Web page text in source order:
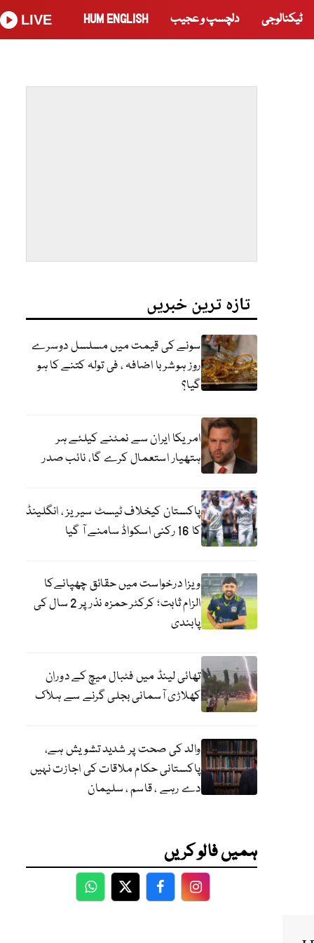
ٹیکنالوجی دلچسپ و عجیب HUM ENGLISH
LIVE
تازہ ترین خبریں
سونے کی قیمت میں مسلسل دوسرے
روز ہوشربا اضافہ ، فی تولہ کتنے کا ہو
گیا؟
امریکا ایران سے نمٹنے کیلئے ہر
ہتھیار استعمال کرے گا، نائب صدر
پاکستان کیخلاف ٹیسٹ سیریز ، انگلینڈ
کا 16 رکنی اسکواڈ سامنے آ گیا
ویزا درخواست میں حقائق چھپانےکا
الزام ثابت؛ کرکٹر حمزہ نذر پر 2 سال کی
پابندی
تھائی لینڈ میں فٹبال میچ کے دوران
کھلاڑی آسمانی بجلی گرنے سے ہلاک
والد کی صحت پر شدید تشویش ہے،
پاکستانی حکام ملاقات کی اجازت نہیں
دے رہے ، قاسم ، سلیمان
ہمیں فالو کریں
WhatsApp
TwitterFacebookFacebook